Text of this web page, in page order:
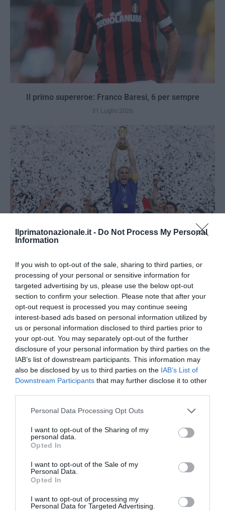
Ilprimatonazionale.it - Do Not Process My Personal
Information
If you wish to opt-out of the sale, sharing to third parties, or
processing of your personal or sensitive information for
targeted advertising by us, please use the below opt-out
section to confirm your selection. Please note that after your
opt-out request is processed you may continue seeing
interest-based ads based on personal information utilized by
us or personal information disclosed to third parties prior to
your opt-out. You may separately opt-out of the further
disclosure of your personal information by third parties on the
IAB’s list of downstream participants. This information may
also be disclosed by us to third parties on the IAB’s List of
Downstream Participants that may further disclose it to other
Please note that this website/app uses one or more Google
not limited to your visit or usage behaviour. You may click to
grant or deny consent to Google and its third-party tags to
use your data for below specified purposes in below Google
consent section.
Personal Data Processing Opt Outs
I want to opt-out of the Sharing of my
personal data.
Opted In
I want to opt-out of the Sale of my
Personal Data.
Opted In
I want to opt-out of processing my
Personal Data for Targeted Advertising.
Il primo supereroe: Franco Baresi, 6 per sempre
31 Luglio 2026
Berlino 2006, una notte da campioni del mondo
18 Luglio 2026
15 Luglio 2026